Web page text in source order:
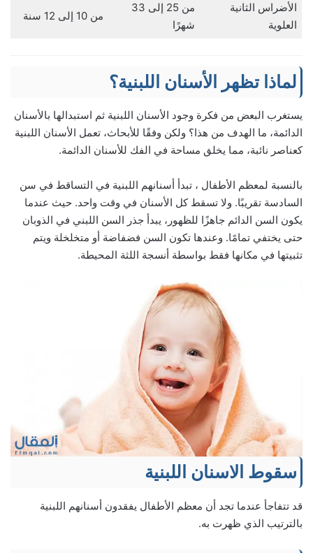
الأضراس الثانية
العلوية
من 25 إلى 33
شهرًا
من 10 إلى 12 سنة
لماذا تظهر الأسنان اللبنية؟
يستغرب البعض من فكرة وجود الأسنان اللبنية ثم استبدالها بالأسنان
الدائمة، ما الهدف من هذا؟ ولكن وفقًا للأبحاث، تعمل الأسنان اللبنية
كعناصر نائبة، مما يخلق مساحة في الفك للأسنان الدائمة.
بالنسبة لمعظم الأطفال ، تبدأ أسنانهم اللبنية في التساقط في سن
السادسة تقريبًا. ولا تسقط كل الأسنان في وقت واحد. حيث عندما
يكون السن الدائم جاهزًا للظهور، يبدأ جذر السن اللبني في الذوبان
حتى يختفي تمامًا. وعندها تكون السن فضفاضة أو متخلخلة ويتم
تثبيتها في مكانها فقط بواسطة أنسجة اللثة المحيطة.
سقوط الاسنان اللبنية
قد تتفاجأ عندما تجد أن معظم الأطفال يفقدون أسنانهم اللبنية
بالترتيب الذي ظهرت به.